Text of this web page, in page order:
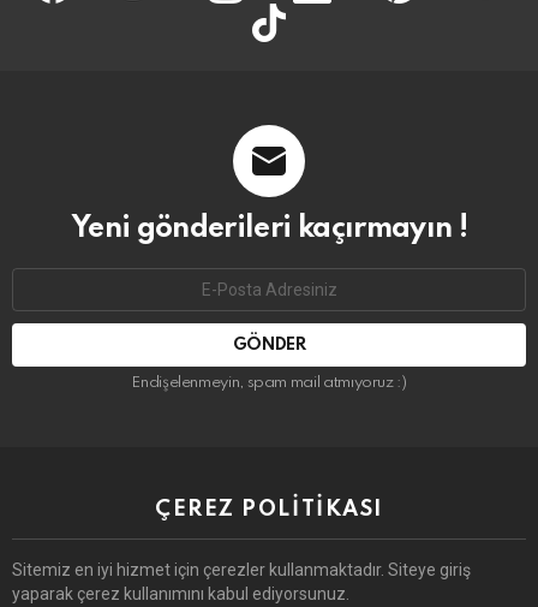
tiktok
Yeni gönderileri kaçırmayın !
Endişelenmeyin, spam mail atmıyoruz :)
ÇEREZ POLITIKASI
Sitemiz en iyi hizmet için çerezler kullanmaktadır. Siteye giriş
yaparak çerez kullanımını kabul ediyorsunuz.